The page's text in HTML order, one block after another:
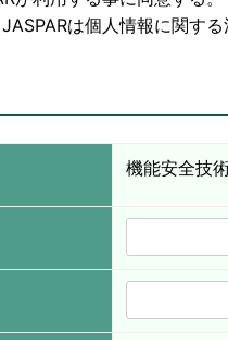
に関する法令およ
機能安全技